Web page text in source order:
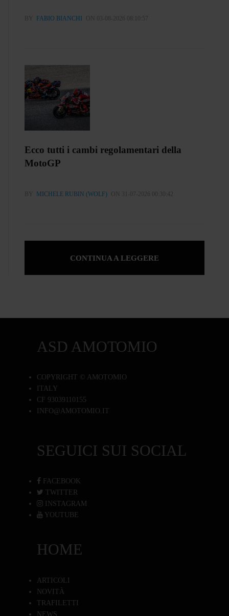
BY FABIO BIANCHI ON 03-08-2026 08:10:57
Ecco tutti i cambi regolamentari della
MotoGP
BY MICHELE RUBIN (WOLF) ON 31-07-2026 00:30:42
CONTINUA A LEGGERE
ASD AMOTOMIO
COPYRIGHT © AMOTOMIO
ITALY
CF 93039110155
INFO@AMOTOMIO.IT
SEGUICI SUI SOCIAL
FACEBOOK
TWITTER
INSTAGRAM
YOUTUBE
HOME
ARTICOLI
NOVITÀ
TRAFILETTI
NEWS